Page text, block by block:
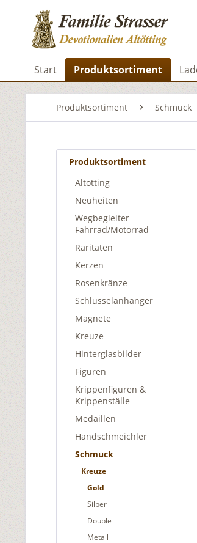
Start Produktsortiment
Produktsortiment Schmuck
Produktsortiment
Altötting
Neuheiten
Wegbegleiter
Fahrrad/Motorrad
Raritäten
Kerzen
Rosenkränze
Schlüsselanhänger
Magnete
Kreuze
Hinterglasbilder
Figuren
Krippenfiguren &
Krippenställe
Medaillen
Handschmeichler
Schmuck
Kreuze
Gold
Silber
Double
Metall